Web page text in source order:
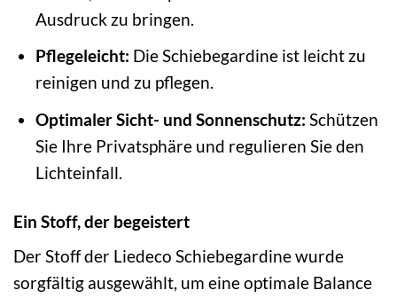
Ausdruck zu bringen.
Pflegeleicht: Die Schiebegardine ist leicht zu
reinigen und zu pflegen.
Optimaler Sicht- und Sonnenschutz: Schützen
Sie Ihre Privatsphäre und regulieren Sie den
Lichteinfall.
Ein Stoff, der begeistert
Der Stoff der Liedeco Schiebegardine wurde
sorgfältig ausgewählt, um eine optimale Balance